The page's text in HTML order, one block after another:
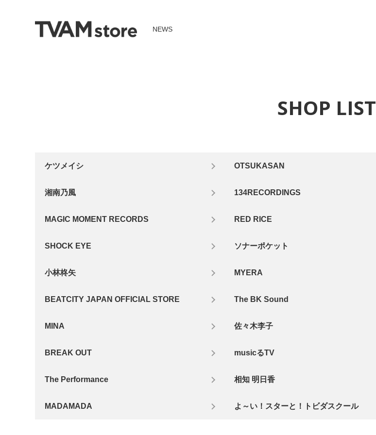
NEWS
SHOP LIST
ケツメイシ OTSUKASAN
湘南乃風 134RECORDINGS
MAGIC MOMENT RECORDS RED RICE
SHOCK EYE ソナーポケット
小林柊矢 MYERA
BEATCITY JAPAN OFFICIAL STORE The BK Sound
MINA 佐々木李子
BREAK OUT musicるTV
The Performance 相知 明日香
MADAMADA よ～い！スターと！トビダスクール